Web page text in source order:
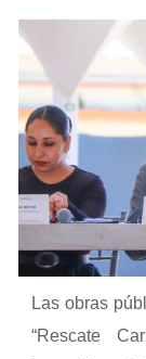
Las obras
“Rescate